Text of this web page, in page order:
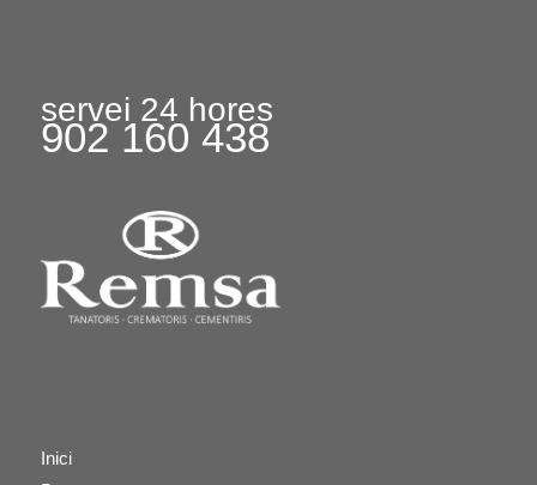
servei 24 hores
902 160 438
Inici